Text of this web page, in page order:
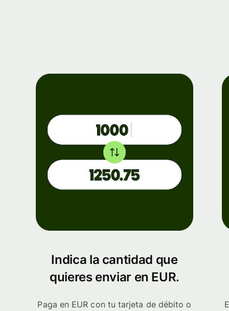
Indica la cantidad que
quieres enviar en EUR.
Paga en EUR con tu tarjeta de débito o